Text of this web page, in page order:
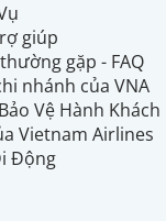
giúp
gặp - FAQ
nhánh của VNA
Vệ Hành Khách
Vietnam Airlines
Động